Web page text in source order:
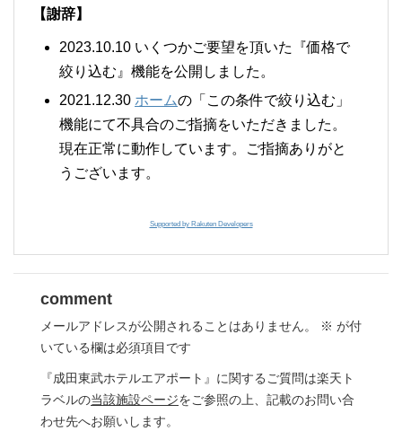
【謝辞】
2023.10.10 いくつかご要望を頂いた『価格で
絞り込む』機能を公開しました。
2021.12.30 ホームの「この条件で絞り込む」
機能にて不具合のご指摘をいただきました。
現在正常に動作しています。ご指摘ありがと
うございます。
Supported by Rakuten Developers
comment
メールアドレスが公開されることはありません。 ※ が付
いている欄は必須項目です
『成田東武ホテルエアポート』に関するご質問は楽天ト
ラベルの当該施設ページをご参照の上、記載のお問い合
わせ先へお願いします。